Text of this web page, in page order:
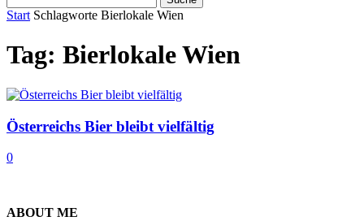
Start Schlagworte Bierlokale Wien
Tag: Bierlokale Wien
Österreichs Bier bleibt vielfältig
0
ABOUT ME